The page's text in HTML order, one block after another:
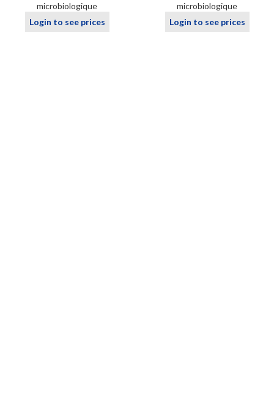
microbiologique
Login to see prices
microbiologique
Login to see prices